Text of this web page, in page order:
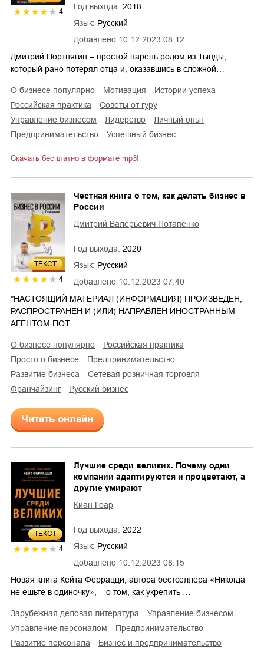
4
Добавлено 10.12.2023 08:12
Год выхода: 2018
Язык: Русский
Дмитрий Портнягин – простой парень родом из Тынды,
который рано потерял отца и, оказавшись в сложной…
о бизнесе популярно мотивация
истории успеха
российская практика
советы от гуру
управление бизнесом
лидерство
личный опыт
предпринимательство
успешный бизнес
Скачать бесплатно в формате mp3!
ТЕКСТ
4 Добавлено 10.12.2023 07:40
Честная книга о том, как делать бизнес в
России
Дмитрий Валерьевич Потапенко
Год выхода: 2020
Язык: Русский
*НАСТОЯЩИЙ МАТЕРИАЛ (ИНФОРМАЦИЯ) ПРОИЗВЕДЕН,
РАСПРОСТРАНЕН И (ИЛИ) НАПРАВЛЕН ИНОСТРАННЫМ
АГЕНТОМ ПОТ…
о бизнесе популярно
российская практика
просто о бизнесе
предпринимательство
развитие бизнеса
сетевая розничная торговля
франчайзинг
русский бизнес
Читать онлайн
ТЕКСТ
4
Добавлено 10.12.2023 08:15
Лучшие среди великих. Почему одни
компании адаптируются и процветают, а
другие умирают
Киан Гоар
Год выхода: 2022
Язык: Русский
Новая книга Кейта Феррацци, автора бестселлера «Никогда
не ешьте в одиночку», – о том, как укрепить …
зарубежная деловая литература
управление бизнесом
управление персоналом
предпринимательство
развитие персонала
бизнес и предпринимательство